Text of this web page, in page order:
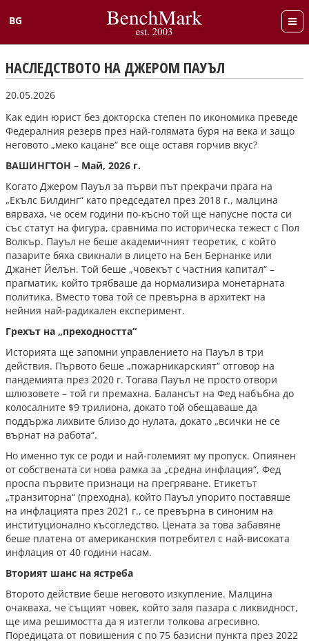
BG
English
НАСЛЕДСТВОТО НА ДЖЕРОМ ПАУЪЛ
20.05.2026
Как един юрист без докторска степен по икономика преведе
Федералния резерв през най-голямата буря на века и защо
неговото „меко кацане“ все още оставя горчив вкус?
ВАШИНГТОН – Май, 2026 г.
Когато Джером Пауъл за първи път прекрачи прага на
„Екълс Билдинг“ като председател през 2018 г., малцина
вярваха, че осем години по-късно той ще напусне поста си
със статут на фигура, сравнима по историческа тежест с Пол
Волкър. Пауъл не беше академичният теоретик, с който
пазарите бяха свикнали в лицето на Бен Бернанке или
Джанет Йелън. Той беше „човекът с частния капитал“ –
прагматик, който трябваше да нормализира монетарната
политика. Вместо това той се превърна в архитект на
нейния най-радикален експеримент.
Грехът на „преходността“
Историята ще запомни управлението на Пауъл в три
действия. Първото беше „пожарникарският“ отговор на
пандемията през 2020 г. Тогава Пауъл не просто отвори
шлюзовете – той ги премахна. Балансът на Фед набъбна до
колосалните $9 трилиона, докато той обещаваше да
поддържа лихвите близо до нулата, докато „всички не се
върнат на работа“.
Но именно тук се роди и най-големият му пропуск. Опиянен
от собствената си нова рамка за „средна инфлация“, Фед
проспа първите признаци на прегряване. Етикетът
„транзиторна“ (преходна), който Пауъл упорито поставяше
на инфлацията през 2021 г., се превърна в синоним на
институционално късогледство. Цената за това забавяне
беше платена от американския потребител с най-високата
инфлация от 40 години насам.
Вторият шанс на ястреба
Второто действие беше неговото изкупление. Малцина
очакваха, че същият човек, който заля пазара с ликвидност,
ще има решимостта да я изтегли толкова агресивно.
Поредицата от повишения с по 75 базисни пункта през 2022